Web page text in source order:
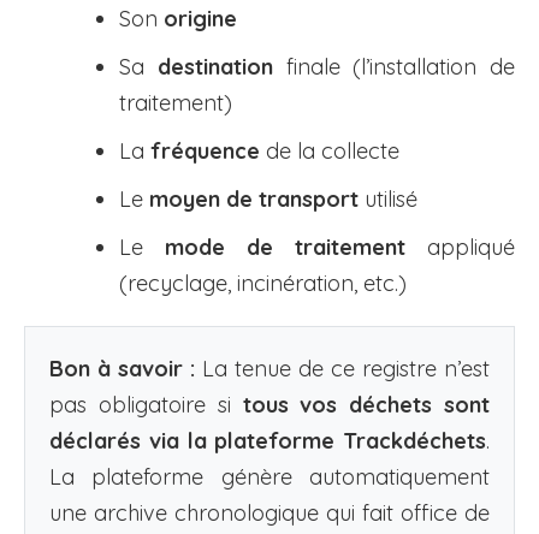
Son origine
Sa destinationfinale (l’installation de
traitement)
La fréquence de la collecte
Le moyen de transport utilisé
Le mode de traitement appliqué
(recyclage, incinération, etc.)
Bon à savoir : La tenue de ce registre n’est
pas obligatoire si tous vos déchets sont
déclarés via la plateforme Trackdéchets.
La plateforme génère automatiquement
une archive chronologique qui fait office de